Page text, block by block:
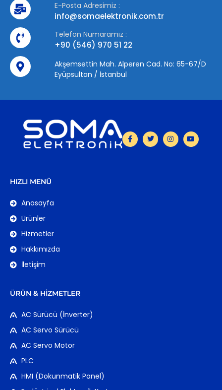
E-Posta Adresimiz :
info@somaelektronik.com.tr
Telefon Numaramız :
+90 (546) 970 51 22
Akşemsettin Mah. Alperen Cad. No: 65-67/D
Eyüpsultan / İstanbul
HIZLI MENÜ
Anasayfa
Ürünler
Hizmetler
Hakkımızda
İletişim
ÜRÜN & HIZMETLER
AC Sürücü (İnverter)
AC Servo Sürücü
AC Servo Motor
PLC
HMI (Dokunmatik Panel)